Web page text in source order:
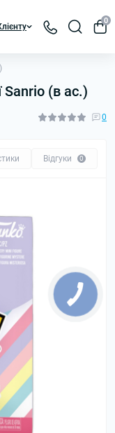
0
Sanrio (в ас.)
0
Відгуки 0